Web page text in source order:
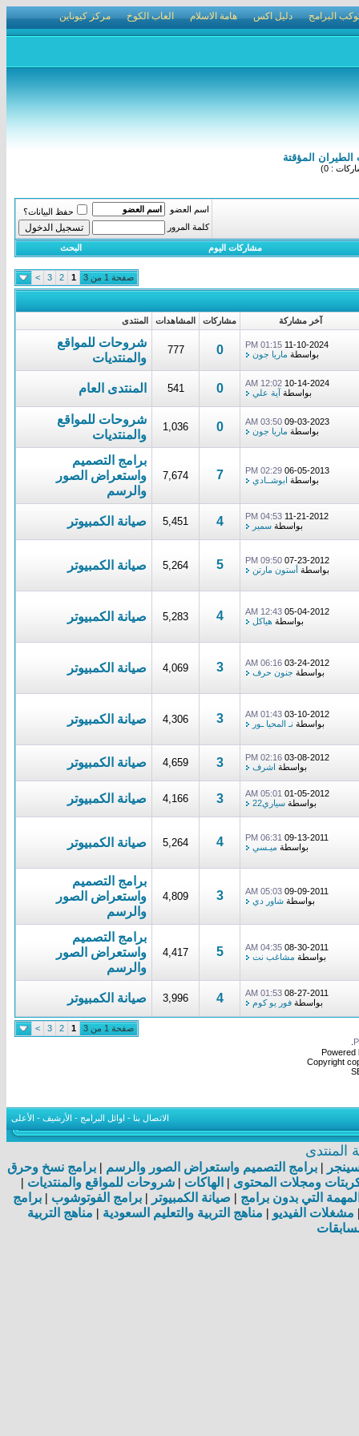
البرامج دليل اكس هامة الاسلام العاب الكوخ مركز كيوناين
المؤقتة
: 0)
اسم العضو
حفظ البيانات؟
كلمة المرور
مشاركات اليوم البحث
صفحة 1 من 3 1
2
3
>
آخر مشاركة مشاركات المشاهدات المنتدى
11-10-2024
01:15 PM
بواسطة ماريا جون 0
777
شروحات للمواقع
والمنتديات
10-14-2024
12:02 AM
بواسطة آية علي 0
541 المنتدى العام
09-03-2023
03:50 AM
بواسطة ماريا جون 0
1,036
شروحات للمواقع
والمنتديات
06-05-2013
02:29 PM
بواسطة ابوشــادي 7
7,674
برامج التصميم
واستعراض الصور
والرسم
11-21-2012
04:53 PM
بواسطة سمير 4
5,451 صيانة الكمبيوتر
07-23-2012
09:50 PM
بواسطة أستون مارتن 5
5,264 صيانة الكمبيوتر
05-04-2012
12:43 AM
بواسطة هياكل 4
5,283 صيانة الكمبيوتر
03-24-2012
06:16 AM
بواسطة جنون حرف 3
4,069 صيانة الكمبيوتر
03-10-2012
01:43 AM
بواسطة نـ المحيا ـور 3
4,306 صيانة الكمبيوتر
03-08-2012
02:16 PM
بواسطة اشرف 3
4,659 صيانة الكمبيوتر
01-05-2012
05:01 AM
بواسطة سياري22 3
4,166 صيانة الكمبيوتر
09-13-2011
06:31 PM
بواسطة ميـسي 4
5,264 صيانة الكمبيوتر
09-09-2011
05:03 AM
بواسطة شاور دي 3
4,809
برامج التصميم
واستعراض الصور
والرسم
08-30-2011
04:35 AM
بواسطة مشاغب نت 5
4,417
برامج التصميم
واستعراض الصور
والرسم
08-27-2011
01:53 AM
بواسطة فور يو كوم 4
3,996 صيانة الكمبيوتر
صفحة 1 من 3 1
2
3
>
Powered
Copyright
الاتصال بنا - اوائل البرامج - الأرشيف - الأعلى
المنتدى
|برامج التصميم واستعراض الصور والرسم |برامج نسخ وحرق
ومجلات المحتوى | الهاكات |شروحات للمواقع والمنتديات |
التي بدون برامج | صيانة الكمبيوتر |برامج الفوتوشوب |برامج
مشغلات الفيديو | مناهج التربية والتعليم السعودية | مناهج التربية